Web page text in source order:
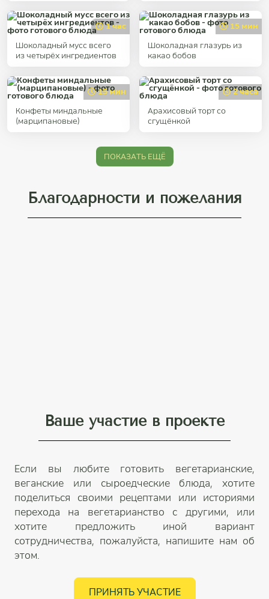
1 час
Шоколадный мусс всего
из четырёх ингредиентов
15 мин
Шоколадная глазурь из
какао бобов
15 мин
Конфеты миндальные
(марципановые)
2 часа
Арахисовый торт со
сгущёнкой
ПОКАЗАТЬ ЕЩЁ
Благодарности и пожелания
Ваше участие в проекте
Если вы любите готовить вегетарианские,
веганские или сыроедческие блюда, хотите
поделиться своими рецептами или историями
перехода на вегетарианство с другими, или
хотите предложить иной вариант
сотрудничества, пожалуйста, напишите нам об
этом.
ПРИНЯТЬ УЧАСТИЕ